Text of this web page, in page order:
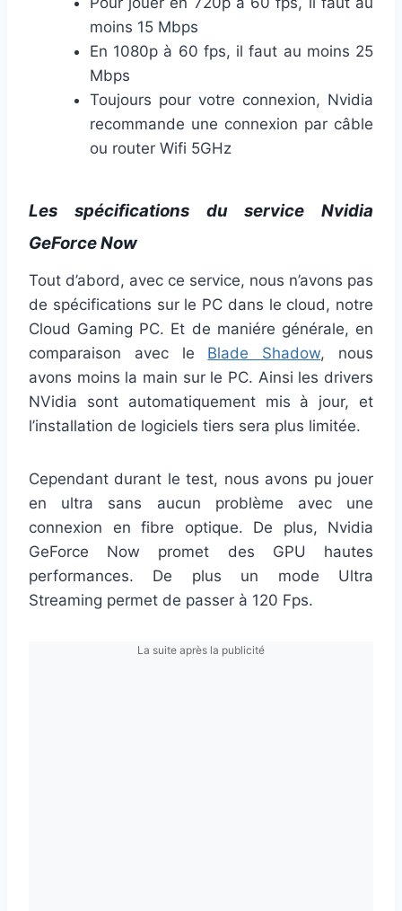
moins 15 Mbps
En 1080p à 60 fps, il faut au moins 25
Mbps
Toujours pour votre connexion, Nvidia
recommande une connexion par câble
ou router Wifi 5GHz
Les spécifications du service Nvidia
GeForce Now
Tout d’abord, avec ce service, nous n’avons pas
de spécifications sur le PC dans le cloud, notre
Cloud Gaming PC. Et de maniére générale, en
comparaison avec le Blade Shadow, nous
avons moins la main sur le PC. Ainsi les drivers
NVidia sont automatiquement mis à jour, et
l’installation de logiciels tiers sera plus limitée.
Cependant durant le test, nous avons pu jouer
en ultra sans aucun problème avec une
connexion en fibre optique. De plus, Nvidia
GeForce Now promet des GPU hautes
performances. De plus un mode Ultra
Streaming permet de passer à 120 Fps.
La suite après la publicité